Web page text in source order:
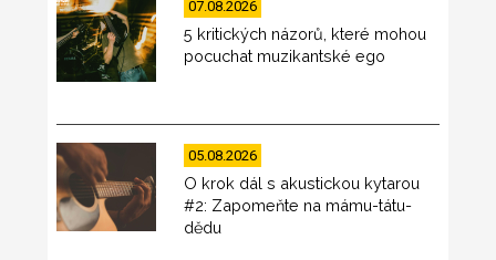
07.08.2026
5 kritických názorů, které mohou
pocuchat muzikantské ego
05.08.2026
O krok dál s akustickou kytarou
#2: Zapomeňte na mámu-tátu-
dědu